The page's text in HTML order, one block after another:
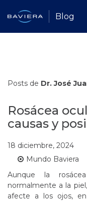
Blog
Posts de Dr. José
Rosácea
causas y
18 diciembre, 2024
Mundo Baviera
Aunque la
normalmente a la
afecte a los ojos,